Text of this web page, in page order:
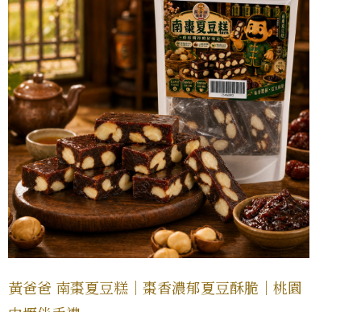
黃爸爸 南棗夏豆糕｜棗香濃郁夏豆酥脆｜桃園